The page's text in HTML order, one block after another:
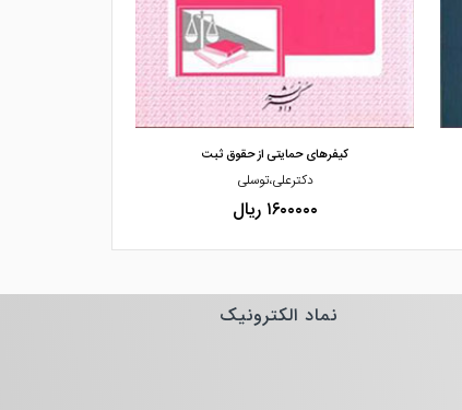
مشاهده و خرید
کیفرهای حمایتی از حقوق ثبت
دکترعلی،توسلی
۱۶۰۰۰۰۰ ریال
نماد الکترونیک